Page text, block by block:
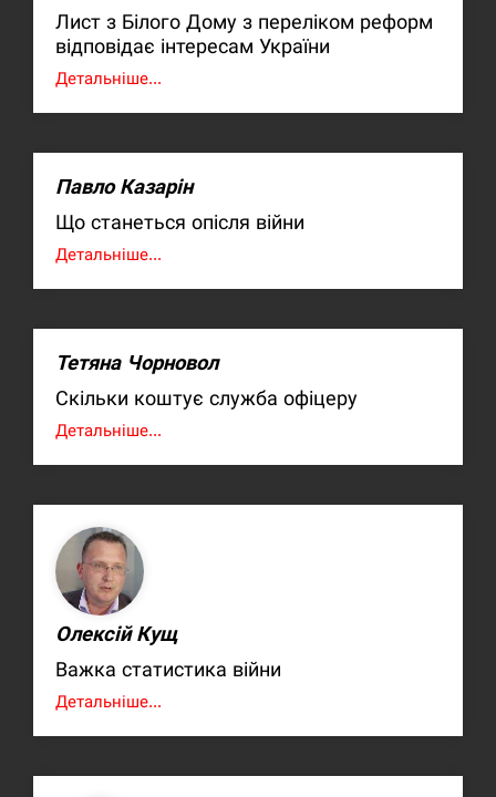
Лист з Білого Дому з переліком реформ
відповідає інтересам України
Детальніше...
Павло Казарін
Що станеться опісля війни
Детальніше...
Тетяна Чорновол
Скільки коштує служба офіцеру
Детальніше...
Олексій Кущ
Важка статистика війни
Детальніше...